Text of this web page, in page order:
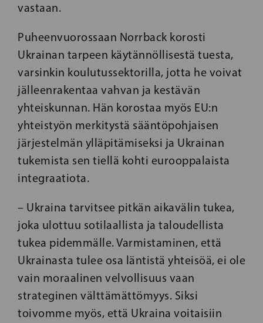
vastaan.
Puheenvuorossaan Norrback korosti
Ukrainan tarpeen käytännöllisestä tuesta,
varsinkin koulutussektorilla, jotta he voivat
jälleenrakentaa vahvan ja kestävän
yhteiskunnan. Hän korostaa myös EU:n
yhteistyön merkitystä sääntöpohjaisen
järjestelmän ylläpitämiseksi ja Ukrainan
tukemista sen tiellä kohti eurooppalaista
integraatiota.
– Ukraina tarvitsee pitkän aikavälin tukea,
joka ulottuu sotilaallista ja taloudellista
tukea pidemmälle. Varmistaminen, että
Ukrainasta tulee osa läntistä yhteisöä, ei ole
vain moraalinen velvollisuus vaan
strateginen välttämättömyys. Siksi
toivomme myös, että Ukraina voitaisiin